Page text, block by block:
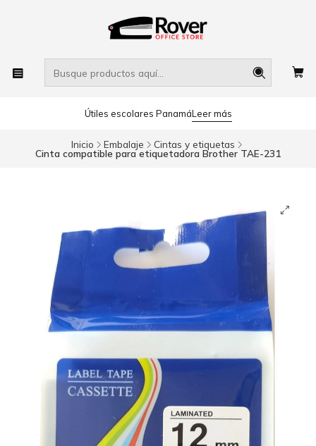
Útiles escolares PanamáLeer más
Inicio Embalaje Cintas y etiquetas
Cinta compatible para etiquetadora Brother TAE-231